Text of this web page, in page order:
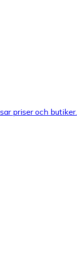
priser och butiker.